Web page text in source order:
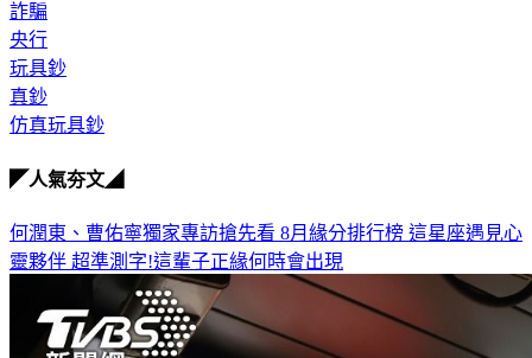
詐騙
央行
玩具鈔
真鈔
仿真玩具鈔
◤人氣夯文◢
何潤東、曹佑寧獨家專訪搶先看 8月緣分排行榜 這星座遇見心
靈夥伴 超準測字!這輩子正緣何時會出現